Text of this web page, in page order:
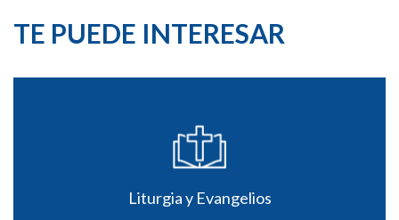
TE PUEDE INTERESAR
Liturgia y Evangelios